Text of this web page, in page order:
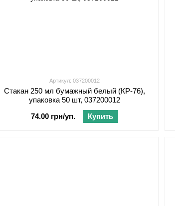
Артикул: 037200012
Стакан 250 мл бумажный белый (КР-76),
упаковка 50 шт, 037200012
74.00 грн/уп.
Купить